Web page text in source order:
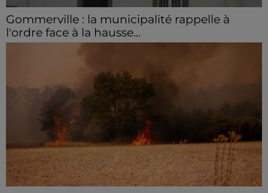
Gommerville : la municipalité rappelle à
l'ordre face à la hausse...
Incrustation de déchets, déjections sur les sites
hausse des incivilités, la mairie de Gommerville
hausse...